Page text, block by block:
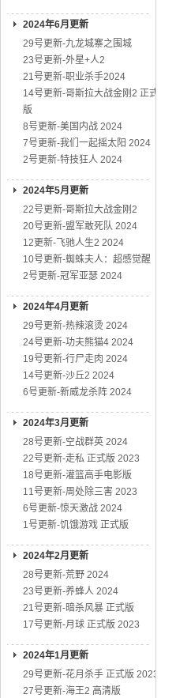
2024年6月更新
29号更新-九龙城寨之围城
23号更新-外星+人2
21号更新-职业杀手2024
14号更新-哥斯拉大战金刚2 正式
版
8号更新-美国内战 2024
7号更新-我们一起摇太阳 2024
2号更新-特技狂人 2024
2024年5月更新
22号更新-哥斯拉大战金刚2
20号更新-盟军敢死队 2024
12更新-飞驰人生2 2024
10号更新-蜘蛛夫人：超感觉醒
2号更新-冠军亚瑟 2024
2024年4月更新
29号更新-热辣滚烫 2024
24号更新-功夫熊猫4 2024
19号更新-行尸走肉 2024
14号更新-沙丘2 2024
6号更新-新威龙杀阵 2024
2024年3月更新
28号更新-空战群英 2024
22号更新-走私 正式版 2023
18号更新-灌篮高手电影版
11号更新-周处除三害 2023
6号更新-惊天激战 2024
1号更新-饥饿游戏 正式版
2024年2月更新
28号更新-荒野 2024
23号更新-养蜂人 2024
21号更新-暗杀风暴 正式版
17号更新-月球 正式版 2023
2024年1月更新
29号更新-花月杀手 正式版 2023
27号更新-海王2 高清版